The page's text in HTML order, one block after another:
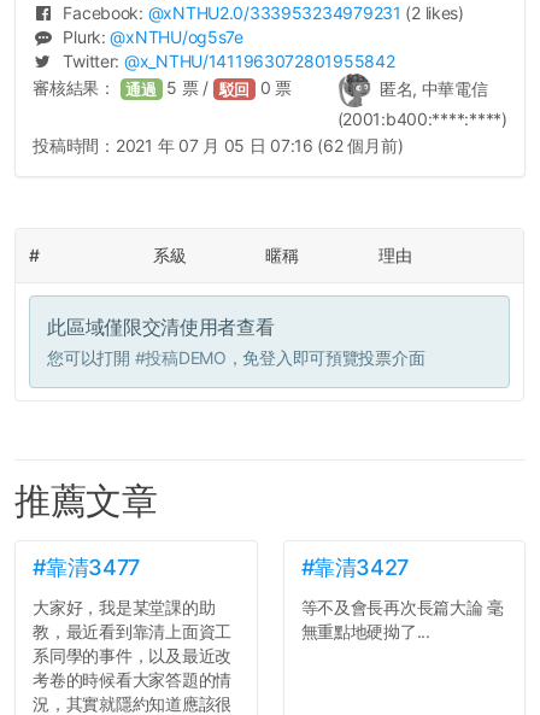
Facebook: @xNTHU2.0/333953234979231 (2 likes)
Plurk:@xNTHU/og5s7e
Twitter: @x_NTHU/1411963072801955842
匿名, 中華電信
(2001:b400:****:****)
審核結果： 通過 5 票 / 駁回 0 票
投稿時間： 2021 年 07 月 05 日 07:16 (62 個月前)
# 系級 暱稱 理由
此區域僅限交清使用者查看
您可以打開 #投稿DEMO ，免登入即可預覽投票介面
推薦文章
#靠清3477
大家好，我是某堂課的助
教，最近看到靠清上面資工
系同學的事件，以及最近改
考卷的時候看大家答題的情
況，其實就隱約知道應該很
#靠清3427
等不及會長再次長篇大論 毫
無重點地硬拗了...